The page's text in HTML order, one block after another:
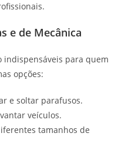
e de Mecânica
indispensáveis para quem
opções:
e soltar parafusos.
veículos.
tamanhos de